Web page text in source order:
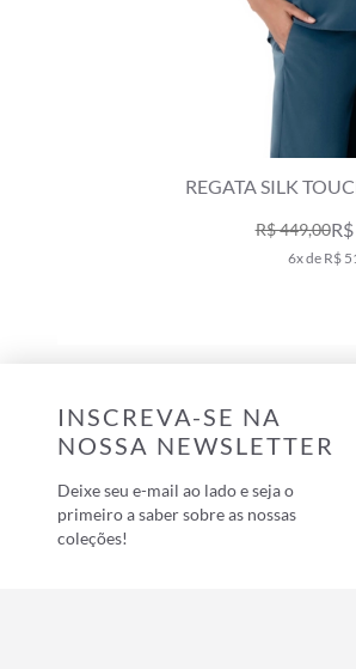
REGATA SILK
R$ 449,00
6x de R$
INSCREVA-SE NA
NOSSA NEWSLETTER
Deixe seu e-mail ao lado e seja o
primeiro a saber sobre as nossas
coleções!